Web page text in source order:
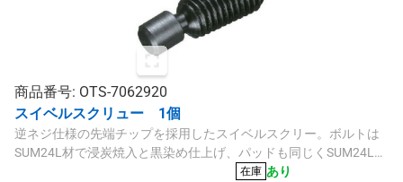
商品番号: OTS-7062920
スイベルスクリュー 1個
逆ネジ仕様の先端チップを採用したスイベルスクリー。ボルトは
SUM24L材で浸炭焼入と黒染め仕上げ、パッドも同じくSUM24L黒
在庫 あり